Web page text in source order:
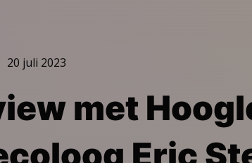
20 juli 2023
met